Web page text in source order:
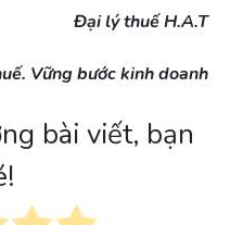
Đại lý thuế H.A.T
Vững bước kinh doanh
bài viết, bạn